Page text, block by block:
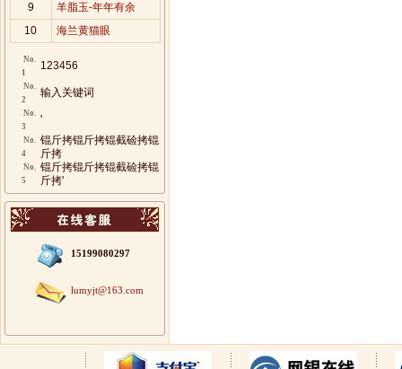
9
羊脂玉-年年有余
10
海兰黄猫眼
No.
1
123456
No.
2
输入关键词
No.
3
'
No.
4
锟斤拷锟斤拷锟截硷拷锟
斤拷
No.
5
锟斤拷锟斤拷锟截硷拷锟
斤拷'
15199080297
lumyjt@163.com